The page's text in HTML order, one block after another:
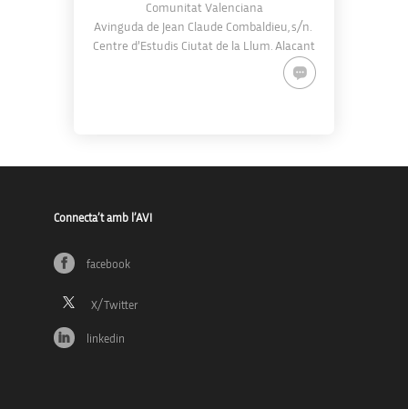
Comunitat Valenciana
Avinguda de Jean Claude Combaldieu, s/n.
Centre d’Estudis Ciutat de la Llum. Alacant
Connecta’t amb l’AVI
facebook
linkedin